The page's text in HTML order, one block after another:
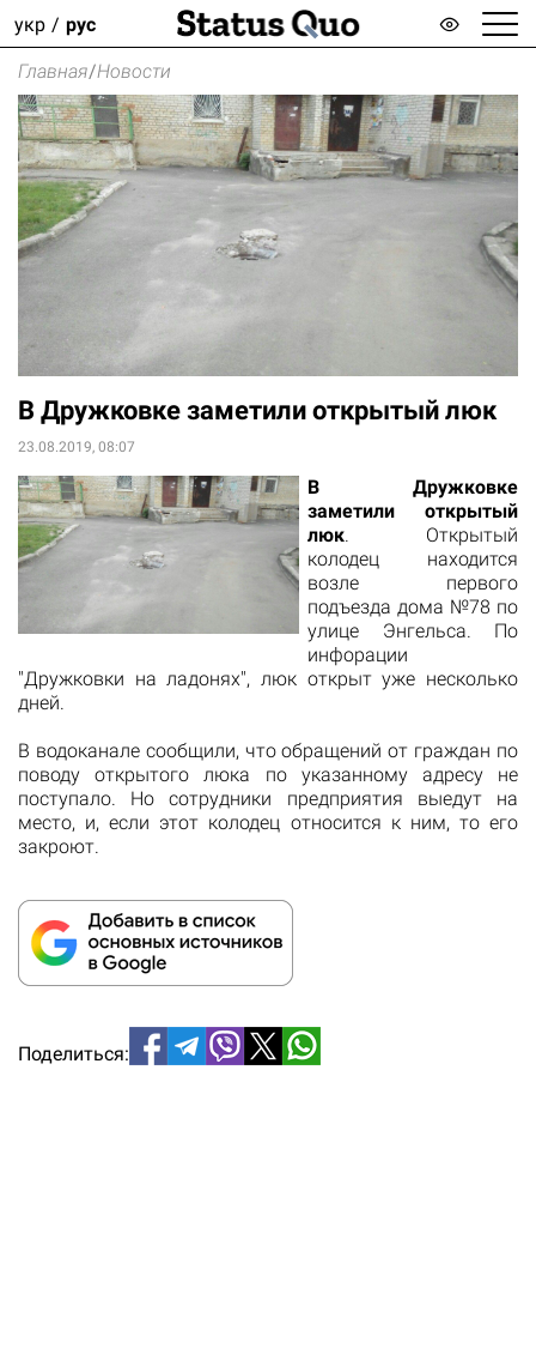
укр рус
Главная/Новости
В Дружковке заметили открытый люк
23.08.2019, 08:07
В Дружковке
заметили открытый
люк. Открытый
колодец находится
возле первого
подъезда дома №78 по
улице Энгельса. По
инфорации
"Дружковки на ладонях", люк открыт уже несколько
дней.
В водоканале сообщили, что обращений от граждан по
поводу открытого люка по указанному адресу не
поступало. Но сотрудники предприятия выедут на
место, и, если этот колодец относится к ним, то его
закроют.
Поделиться: